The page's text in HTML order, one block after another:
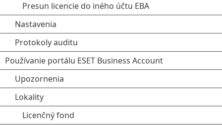
Presun licencie do iného účtu EBA
Nastavenia
Protokoly auditu
Používanie portálu ESET Business Account
Upozornenia
Lokality
Licenčný fond